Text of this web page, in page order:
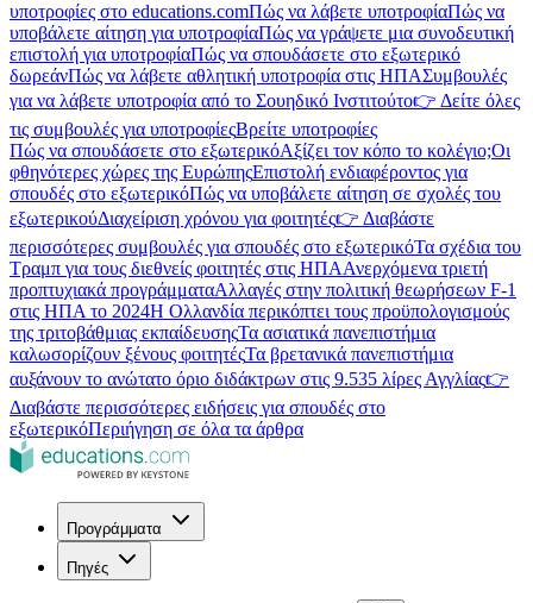
υποτροφίες στο educations.comΠώς να λάβετε υποτροφίαΠώς να
υποβάλετε αίτηση για υποτροφίαΠώς να γράψετε μια συνοδευτική
επιστολή για υποτροφίαΠώς να σπουδάσετε στο εξωτερικό
δωρεάνΠώς να λάβετε αθλητική υποτροφία στις ΗΠΑΣυμβουλές
για να λάβετε υποτροφία από το Σουηδικό Ινστιτούτο👉 Δείτε όλες
τις συμβουλές για υποτροφίεςΒρείτε υποτροφίες
Πώς να σπουδάσετε στο εξωτερικόΑξίζει τον κόπο το κολέγιο;Οι
φθηνότερες χώρες της ΕυρώπηςΕπιστολή ενδιαφέροντος για
σπουδές στο εξωτερικόΠώς να υποβάλετε αίτηση σε σχολές του
εξωτερικούΔιαχείριση χρόνου για φοιτητές👉 Διαβάστε
περισσότερες συμβουλές για σπουδές στο εξωτερικόΤα σχέδια του
Τραμπ για τους διεθνείς φοιτητές στις ΗΠΑΑνερχόμενα τριετή
προπτυχιακά προγράμματαΑλλαγές στην πολιτική θεωρήσεων F-1
στις ΗΠΑ το 2024Η Ολλανδία περικόπτει τους προϋπολογισμούς
της τριτοβάθμιας εκπαίδευσηςΤα ασιατικά πανεπιστήμια
καλωσορίζουν ξένους φοιτητέςΤα βρετανικά πανεπιστήμια
αυξάνουν το ανώτατο όριο διδάκτρων στις 9.535 λίρες Αγγλίας👉
Διαβάστε περισσότερες ειδήσεις για σπουδές στο
εξωτερικόΠεριήγηση σε όλα τα άρθρα
Προγράμματα
Πηγές